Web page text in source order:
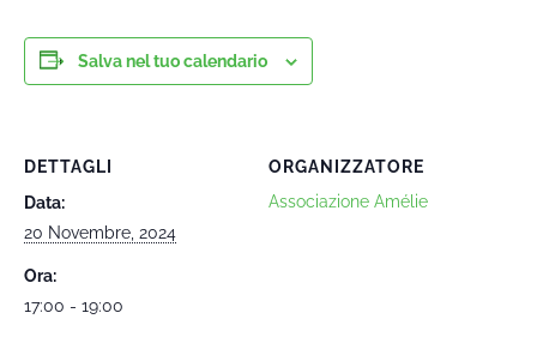
Salva nel tuo calendario
DETTAGLI
Data:
20 Novembre, 2024
Ora:
17:00 - 19:00
ORGANIZZATORE
Associazione Amélie